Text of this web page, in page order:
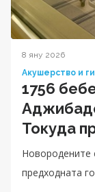
8 яну 2026
Акушерство и
1756
Токуда
Новородените
предходната